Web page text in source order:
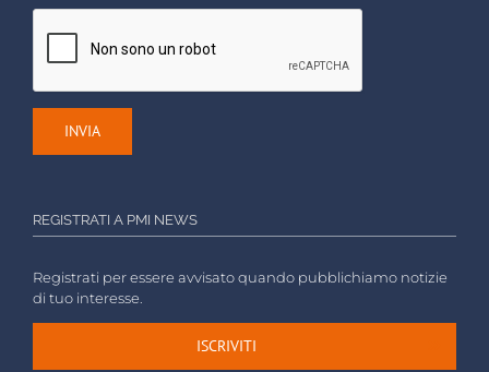
REGISTRATI A PMI NEWS
Registrati per essere avvisato quando pubblichiamo notizie
di tuo interesse.
ISCRIVITI